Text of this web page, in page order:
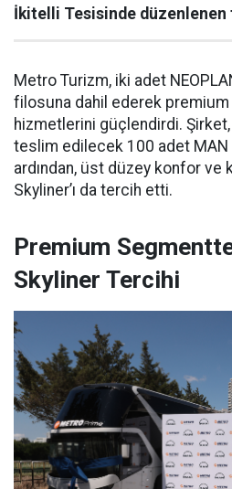
İkitelli Tesisinde
Metro Turizm, iki adet
filosuna dahil ederek
hizmetlerini güçlendirdi. Şirket,
teslim edilecek 100 adet MAN
ardından, üst düzey konfor ve
Skyliner’ı da tercih etti.
Premium
Skyliner Tercihi